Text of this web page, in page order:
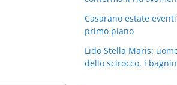
Casarano estate
primo piano
Lido Stella Maris:
dello scirocco, i